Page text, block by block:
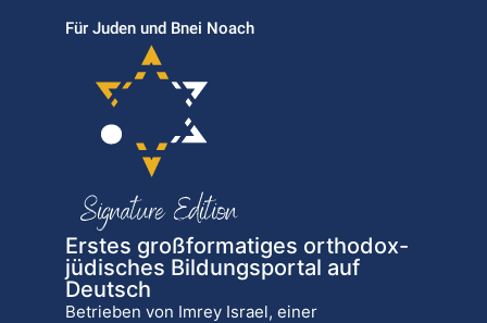
Für Juden und Bnei Noach
Erstes großformatiges orthodox-
jüdisches Bildungsportal auf
Deutsch
Betrieben von Imrey Israel, einer